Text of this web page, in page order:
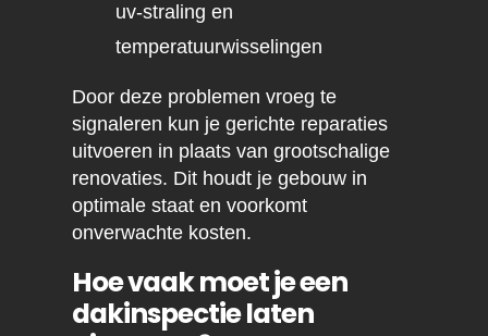
uv-straling en
temperatuurwisselingen
Door deze problemen vroeg te
signaleren kun je gerichte reparaties
uitvoeren in plaats van grootschalige
renovaties. Dit houdt je gebouw in
optimale staat en voorkomt
onverwachte kosten.
Hoe vaak moet je een
dakinspectie laten